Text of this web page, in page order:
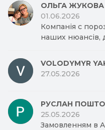
ОЛЬГА ЖУКОВА
01.06.2026
Компанія с
наших нюансів,
VOLODYMYR
27.05.2026
РУСЛАН
25.05.2026
Замовленням в